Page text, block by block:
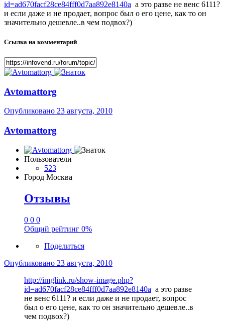
id=ad670facf28ce84fff0d7aa892e8140a а это разве не венс 6111?
и если даже и не продает, вопрос был о его цене, как то он
значительно дешевле..в чем подвох?)
Ссылка на комментарий
Avtomattorg
Опубликовано 23 августа, 2010
Avtomattorg
Пользователи
523
Город Москва
Отзывы
0 0 0
Общий рейтинг 0%
Поделиться
Опубликовано 23 августа, 2010
http://imglink.ru/show-image.php?
id=ad670facf28ce84fff0d7aa892e8140a а это разве
не венс 6111? и если даже и не продает, вопрос
был о его цене, как то он значительно дешевле..в
чем подвох?)